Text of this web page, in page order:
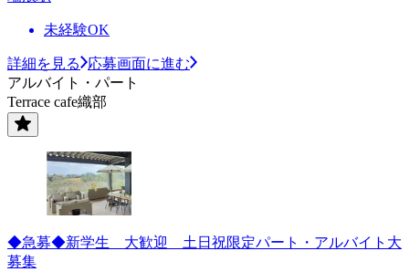
未経験OK
詳細を見る
応募画面に進む
アルバイト・パート
Terrace cafe織部
◆急募◆新学生 大歓迎 土日祝限定パート・アルバイト大
募集